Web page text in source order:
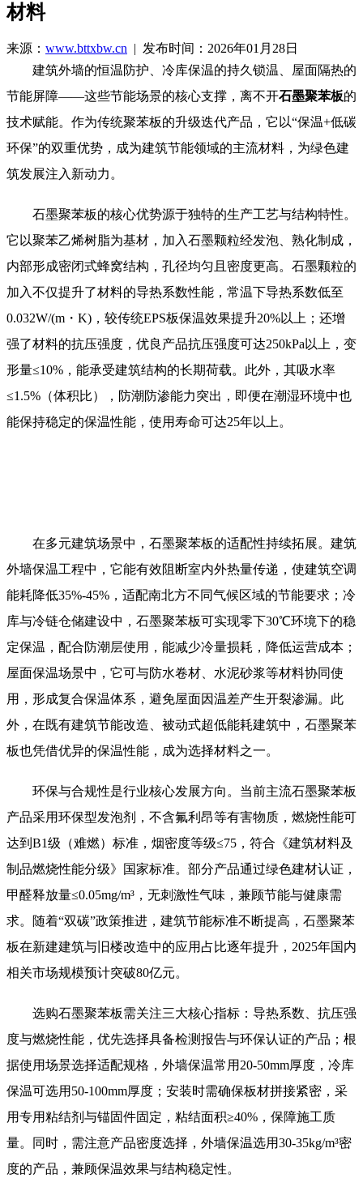
材料
来源： www.bttxbw.cn | 发布时间：2026年01月28日
建筑外墙的恒温防护、冷库保温的持久锁温、屋面隔热的
节能屏障——这些节能场景的核心支撑，离不开石墨聚苯板的
技术赋能。作为传统聚苯板的升级迭代产品，它以“保温+低碳
环保”的双重优势，成为建筑节能领域的主流材料，为绿色建
筑发展注入新动力。
石墨聚苯板的核心优势源于独特的生产工艺与结构特性。
它以聚苯乙烯树脂为基材，加入石墨颗粒经发泡、熟化制成，
内部形成密闭式蜂窝结构，孔径均匀且密度更高。石墨颗粒的
加入不仅提升了材料的导热系数性能，常温下导热系数低至
0.032W/(m・K)，较传统EPS板保温效果提升20%以上；还增
强了材料的抗压强度，优良产品抗压强度可达250kPa以上，变
形量≤10%，能承受建筑结构的长期荷载。此外，其吸水率
≤1.5%（体积比），防潮防渗能力突出，即便在潮湿环境中也
能保持稳定的保温性能，使用寿命可达25年以上。
在多元建筑场景中，石墨聚苯板的适配性持续拓展。建筑
外墙保温工程中，它能有效阻断室内外热量传递，使建筑空调
能耗降低35%-45%，适配南北方不同气候区域的节能要求；冷
库与冷链仓储建设中，石墨聚苯板可实现零下30℃环境下的稳
定保温，配合防潮层使用，能减少冷量损耗，降低运营成本；
屋面保温场景中，它可与防水卷材、水泥砂浆等材料协同使
用，形成复合保温体系，避免屋面因温差产生开裂渗漏。此
外，在既有建筑节能改造、被动式超低能耗建筑中，石墨聚苯
板也凭借优异的保温性能，成为选择材料之一。
环保与合规性是行业核心发展方向。当前主流石墨聚苯板
产品采用环保型发泡剂，不含氟利昂等有害物质，燃烧性能可
达到B1级（难燃）标准，烟密度等级≤75，符合《建筑材料及
制品燃烧性能分级》国家标准。部分产品通过绿色建材认证，
甲醛释放量≤0.05mg/m³，无刺激性气味，兼顾节能与健康需
求。随着“双碳”政策推进，建筑节能标准不断提高，石墨聚苯
板在新建建筑与旧楼改造中的应用占比逐年提升，2025年国内
相关市场规模预计突破80亿元。
选购石墨聚苯板需关注三大核心指标：导热系数、抗压强
度与燃烧性能，优先选择具备检测报告与环保认证的产品；根
据使用场景选择适配规格，外墙保温常用20-50mm厚度，冷库
保温可选用50-100mm厚度；安装时需确保板材拼接紧密，采
用专用粘结剂与锚固件固定，粘结面积≥40%，保障施工质
量。同时，需注意产品密度选择，外墙保温选用30-35kg/m³密
度的产品，兼顾保温效果与结构稳定性。